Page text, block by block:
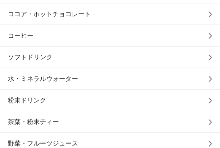
ココア・ホットチョコレート
コーヒー
ソフトドリンク
水・ミネラルウォーター
粉末ドリンク
茶葉・粉末ティー
野菜・フルーツジュース